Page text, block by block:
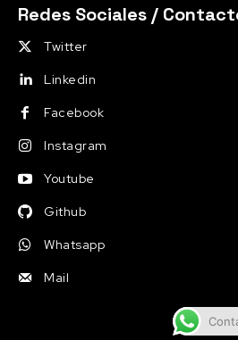
Redes Sociales /
Twitter
Linkedin
Facebook
Instagram
Youtube
Github
Whatsapp
Mail